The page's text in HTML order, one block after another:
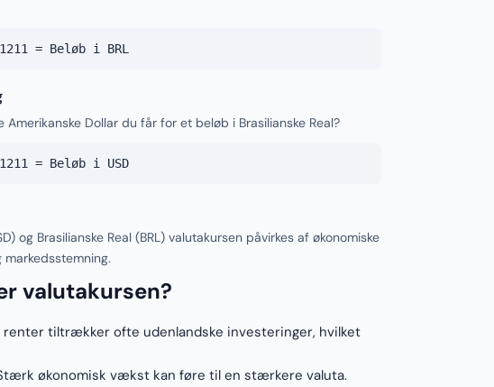
= Beløb i BRL
Amerikanske Dollar du får for et beløb i Brasilianske Real?
= Beløb i USD
og Brasilianske Real (BRL) valutakursen påvirkes af økonomiske
valutakursen?
renter tiltrækker ofte udenlandske investeringer, hvilket
økonomisk vækst kan føre til en stærkere valuta.